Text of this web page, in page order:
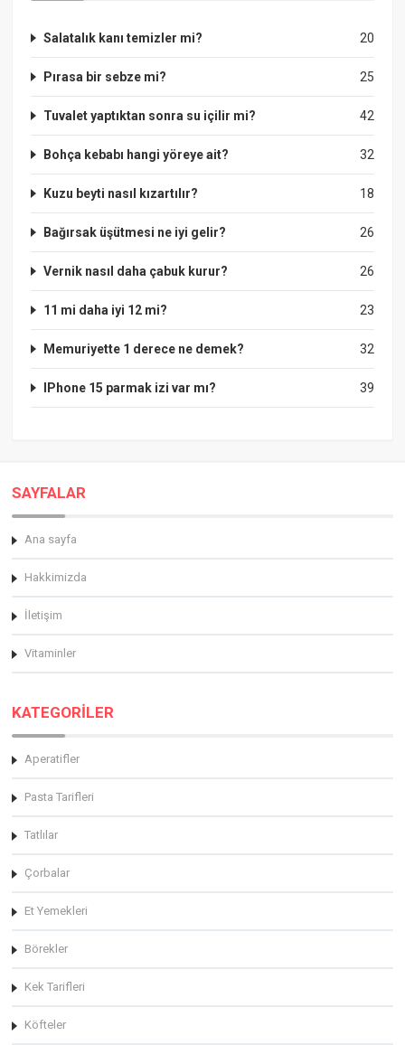
20
Salatalık kanı temizler mi?
25
Pırasa bir sebze mi?
42
Tuvalet yaptıktan sonra su içilir mi?
32
Bohça kebabı hangi yöreye ait?
18
Kuzu beyti nasıl kızartılır?
26
Bağırsak üşütmesi ne iyi gelir?
26
Vernik nasıl daha çabuk kurur?
23
11 mi daha iyi 12 mi?
32
Memuriyette 1 derece ne demek?
39
IPhone 15 parmak izi var mı?
SAYFALAR
Ana sayfa
Hakkimizda
İletişim
Vitaminler
KATEGORİLER
Aperatifler
Pasta Tarifleri
Tatlılar
Çorbalar
Et Yemekleri
Börekler
Kek Tarifleri
Köfteler